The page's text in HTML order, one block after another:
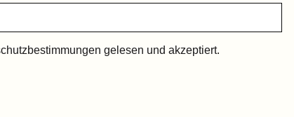
gelesen und akzeptiert.